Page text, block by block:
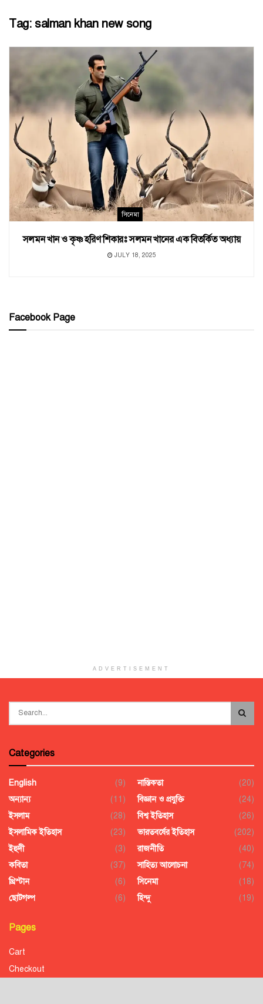
Tag: salman khan new song
সিনেমা
সলমন খান ও কৃষ্ণ হরিণ শিকারঃ সলমন খানের এক বিতর্কিত অধ্যায়
JULY 18, 2025
Facebook Page
ADVERTISEMENT
Categories
English
(9)
অন্যান্য
(11)
ইসলাম
(28)
ইসলামিক ইতিহাস
(23)
ইহুদী
(3)
কবিতা
(37)
খ্রিস্টান
(6)
ছোটগল্প
(6)
নাস্তিকতা
(20)
বিজ্ঞান ও প্রযুক্তি
(24)
বিশ্ব ইতিহাস
(26)
ভারতবর্ষের ইতিহাস
(202)
রাজনীতি
(40)
সাহিত্য আলোচনা
(74)
সিনেমা
(18)
হিন্দু
(19)
Pages
Cart
Checkout